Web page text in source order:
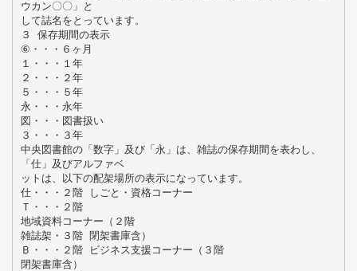
ウカン〇〇」と
して誌名をとっています。
３ 保存期間の表示
⑥・・・６ヶ月
１・・・１年
２・・・２年
５・・・５年
永・・・永年
図・・・図書扱い
３・・・３年
中央図書館の「数字」及び「永」は、雑誌の保存期間を表わし、
「仕」及びアルファベ
ットは、以下の配架場所の表示になっています。
仕・・・２階 しごと・資格コーナー
Ｔ・・・２階
地域資料コーナー（２階
雑誌架・３階 閉架書庫含）
Ｂ・・・２階 ビジネス支援コーナー（３階
閉架書庫含）